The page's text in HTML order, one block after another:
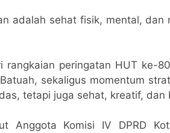
adalah sehat fisik, mental, dan
rangkaian peringatan HUT ke-
sekaligus momentum
tetapi juga sehat, kreatif, dan
Anggota Komisi IV DPRD